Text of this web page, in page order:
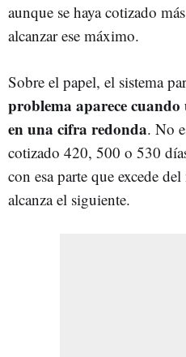
aunque se haya cotizado
alcanzar ese máximo.
Sobre el papel, el sistema
problema aparece
en una cifra redonda. No
cotizado 420, 500 o 530
con esa parte que excede
alcanza el siguiente.